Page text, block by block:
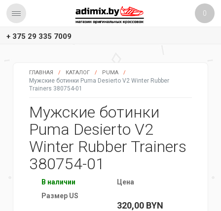
0
+ 375 29 335 7009
ГЛАВНАЯ / КАТАЛОГ / PUMA /
Мужские ботинки Puma Desierto V2 Winter Rubber
Trainers 380754-01
Мужские ботинки
Puma Desierto V2
Winter Rubber Trainers
380754-01
В наличии
Размер US
Цена
320,00BYN